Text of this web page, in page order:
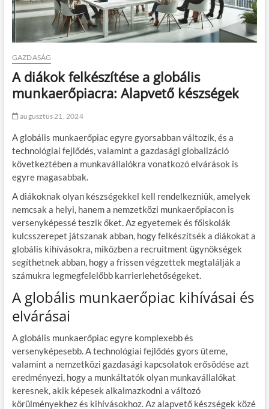
GAZDASÁG
A diákok felkészítése a globális
munkaerőpiacra: Alapvető készségek
augusztus 21, 2024
A globális munkaerőpiac egyre gyorsabban változik, és a
technológiai fejlődés, valamint a gazdasági globalizáció
következtében a munkavállalókra vonatkozó elvárások is
egyre magasabbak.
A diákoknak olyan készségekkel kell rendelkezniük, amelyek
nemcsak a helyi, hanem a nemzetközi munkaerőpiacon is
versenyképessé teszik őket. Az egyetemek és főiskolák
kulcsszerepet játszanak abban, hogy felkészítsék a diákokat a
globális kihívásokra, miközben a recruitment ügynökségek
segíthetnek abban, hogy a frissen végzettek megtalálják a
számukra legmegfelelőbb karrierlehetőségeket.
A globális munkaerőpiac kihívásai és
elvárásai
A globális munkaerőpiac egyre komplexebb és
versenyképesebb. A technológiai fejlődés gyors üteme,
valamint a nemzetközi gazdasági kapcsolatok erősödése azt
eredményezi, hogy a munkáltatók olyan munkavállalókat
keresnek, akik képesek alkalmazkodni a változó
körülményekhez és kihívásokhoz. Az alapvető készségek közé